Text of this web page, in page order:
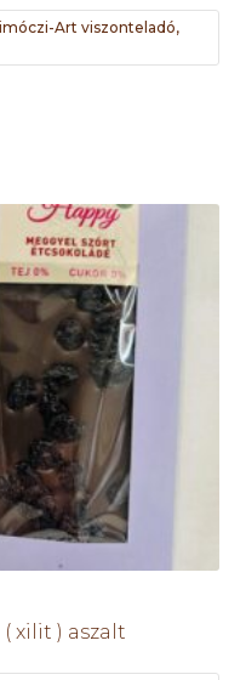
Art viszonteladó,
xilit ) aszalt